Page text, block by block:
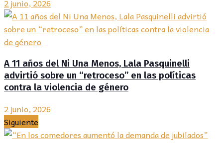
2 junio, 2026
A 11 años del Ni Una Menos, Lala Pasquinelli
advirtió sobre un “retroceso” en las políticas
contra la violencia de género
2 junio, 2026
Siguiente